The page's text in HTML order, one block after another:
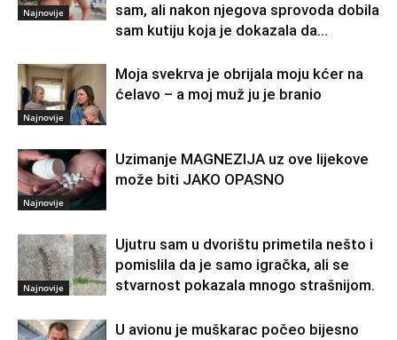
Najnovije
sam, ali nakon njegova sprovoda dobila
sam kutiju koja je dokazala da...
Najnovije
Moja svekrva je obrijala moju kćer na
ćelavo – a moj muž ju je branio
Najnovije
Uzimanje MAGNEZIJA uz ove lijekove
može biti JAKO OPASNO
Najnovije
Ujutru sam u dvorištu primetila nešto i
pomislila da je samo igračka, ali se
stvarnost pokazala mnogo strašnijom.
U avionu je muškarac počeo bijesno